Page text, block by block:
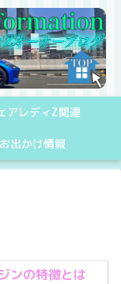
アレディZ関連
お出かけ情報
ンの特徴とは